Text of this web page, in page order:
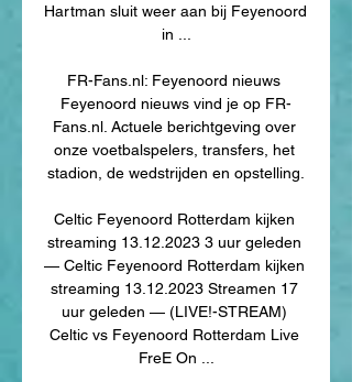
Hartman sluit weer aan bij Feyenoord
in ...
FR-Fans.nl: Feyenoord nieuws
Feyenoord nieuws vind je op FR-
Fans.nl. Actuele berichtgeving over
onze voetbalspelers, transfers, het
stadion, de wedstrijden en opstelling.
Celtic Feyenoord Rotterdam kijken
streaming 13.12.2023 3 uur geleden
— Celtic Feyenoord Rotterdam kijken
streaming 13.12.2023 Streamen 17
uur geleden — (LIVE!-STREAM)
Celtic vs Feyenoord Rotterdam Live
FreE On ...